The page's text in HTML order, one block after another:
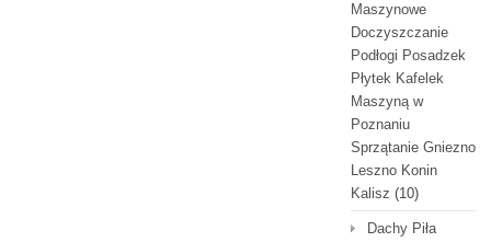
Maszynowe
Doczyszczanie
Podłogi Posadzek
Płytek Kafelek
Maszyną w
Poznaniu
Sprzątanie Gniezno
Leszno Konin
Kalisz (10)
Dachy Piła